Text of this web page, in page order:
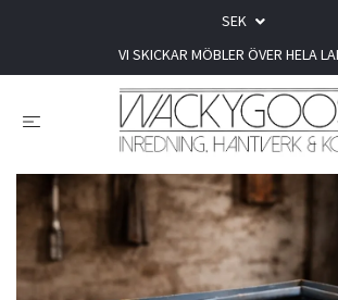
SEK
VI SKICKAR MÖBLER ÖVER HELA